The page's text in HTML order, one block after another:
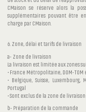
CMaison se réserve alors la
supplémentaires pouvant être
charge par CMaison.
6. Zone, délai et tarifs de livraison
a- Zone de livraison
La livraison est limitée aux zones
• France Métropolitaine, DOM-TOM
• Belgique, Suisse, Luxembourg,
Portugal
• Sont exclus de la zone de
b- Préparation de la commande